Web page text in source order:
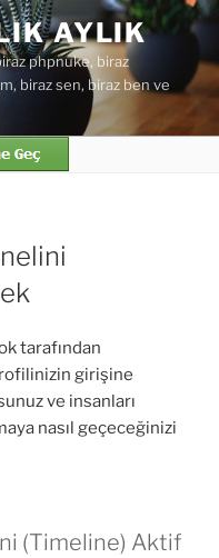
AYLIK
phpnuke, biraz
biraz sen, biraz ben ve
tarafından
girişine
ve insanları
nasıl geçeceğinizi
(Timeline) Aktif